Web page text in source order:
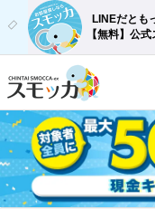
LINEだとも
【無料】公